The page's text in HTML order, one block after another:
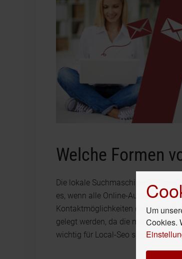
Welche Formen
Die lokale
es, wenn alle Online-Auftritte in
Kontaktmöglichkeiten (NAP-
gelegt werden, da die meisten
wichtig für Local-Seo sind die
Um
Cookies.